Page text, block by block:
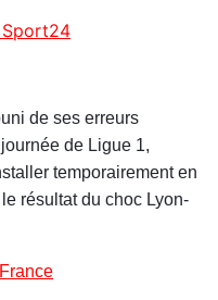
Sport24
de ses erreurs
de Ligue 1,
temporairement en
résultat du choc Lyon-